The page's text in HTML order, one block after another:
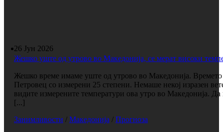
26 Јун 2026
Жешко уште од утрово во Македонија, се мерат високи
Жешко време имаме уште од утрово во Македонија. Времето
Петровец со измерени 25 степени. Немаше некој изразен
видите измерените температури ова утро во Македонија.
[...]
Занимливости / Македонија / Прогноза